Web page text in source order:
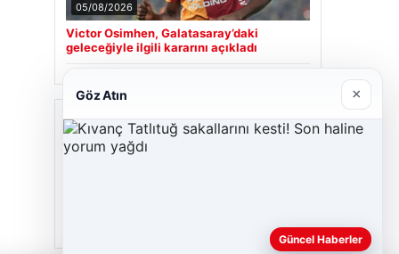
05/08/2026
Victor Osimhen, Galatasaray’daki
geleceğiyle ilgili kararını açıkladı
Son Eklenen Firmalar
Göz Atın ×
Güncel Haberler